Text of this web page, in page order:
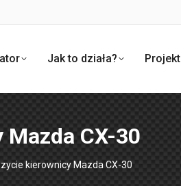
Jak to działa? Projekt
CX-30
kierownicy Mazda CX-30